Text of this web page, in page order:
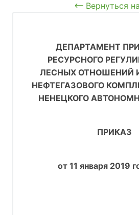
Вернуться
ДЕПАРТАМЕНТ
РЕСУРСНОГО
ЛЕСНЫХ ОТНОШЕНИЙ
НЕФТЕГАЗОВОГО
НЕНЕЦКОГО
ПРИКАЗ
от 11 января 2019